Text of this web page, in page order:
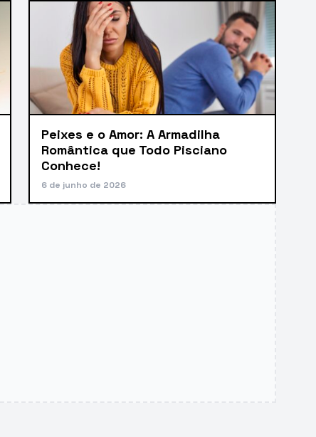
Peixes e o Amor: A Armadilha
Romântica que Todo Pisciano
Conhece!
6 de junho de 2026